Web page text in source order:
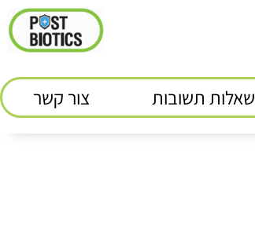
שאלות תשובות צור קשר